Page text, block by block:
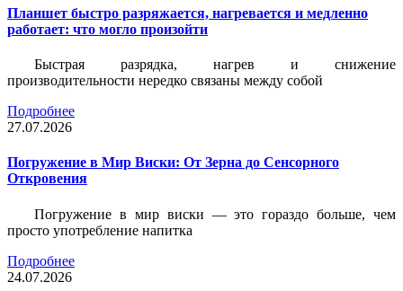
Планшет быстро разряжается, нагревается и медленно
работает: что могло произойти
Быстрая разрядка, нагрев и снижение
производительности нередко связаны между собой
Подробнее
27.07.2026
Погружение в Мир Виски: От Зерна до Сенсорного
Откровения
Погружение в мир виски — это гораздо больше, чем
просто употребление напитка
Подробнее
24.07.2026